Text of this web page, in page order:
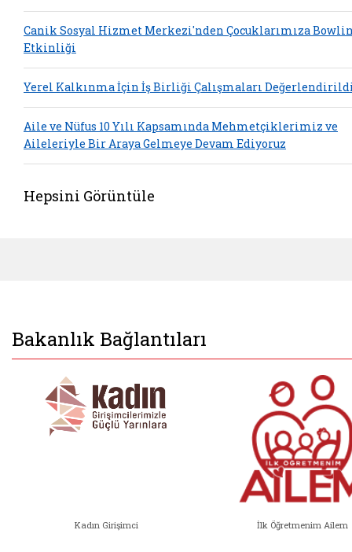
Canik Sosyal Hizmet Merkezi'nden Çocuklarımıza
Etkinliği
Yerel Kalkınma İçin İş Birliği Çalışmaları
Aile ve Nüfus 10 Yılı Kapsamında Mehmetçiklerimiz ve
Aileleriyle Bir Araya Gelmeye Devam Ediyoruz
Hepsini Görüntüle
Bakanlık Bağlantıları
Kadın Girişimci İlk Öğretmenim Ailem